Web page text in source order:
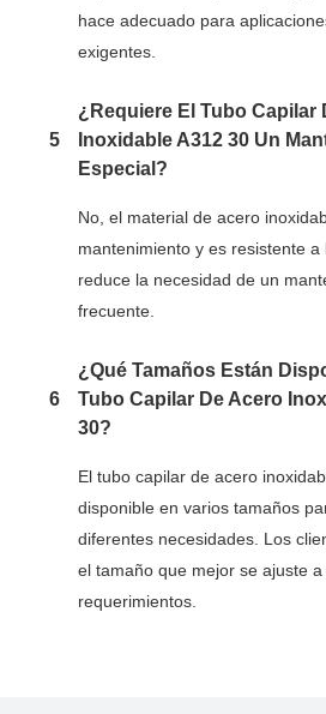
hace adecuado para
exigentes.
5
¿Requiere El Tubo Capilar
Inoxidable A312 30 Un
Especial?
No, el material de acero
mantenimiento y es resistente
reduce la necesidad de un
frecuente.
6
¿Qué Tamaños Están
Tubo Capilar De Acero
30?
El tubo capilar de acero
disponible en varios tamaños
diferentes necesidades. Los
el tamaño que mejor se ajuste a
requerimientos.